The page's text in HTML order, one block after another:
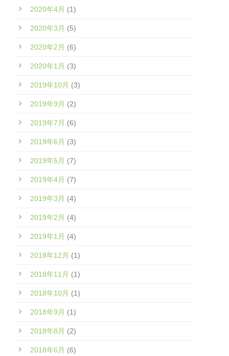
2020年4月 (1)
2020年3月 (5)
2020年2月 (6)
2020年1月 (3)
2019年10月 (3)
2019年9月 (2)
2019年7月 (6)
2019年6月 (3)
2019年5月 (7)
2019年4月 (7)
2019年3月 (4)
2019年2月 (4)
2019年1月 (4)
2018年12月 (1)
2018年11月 (1)
2018年10月 (1)
2018年9月 (1)
2018年8月 (2)
2018年6月 (6)